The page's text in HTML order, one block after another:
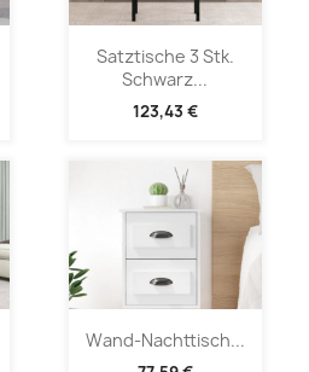
Satztische 3 Stk.
Schwarz...
123,43 €
Wand-Nachttisch...